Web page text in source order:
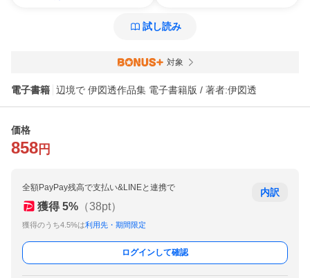
試し読み
対象
電子書籍 辺境で 伊図透作品集 電子書籍版 / 著者:伊図透
価格
858 円
全額PayPay残高で支払い&LINEと連携で
獲得 5% （38pt）
獲得のうち4.5%は利用先・期間限定
内訳
ログインして確認